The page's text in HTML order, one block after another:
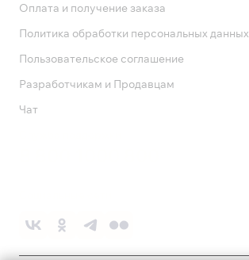
Оплата и получение заказа
Политика обработки персональных данных
Пользовательское соглашение
Разработчикам и Продавцам
Чат